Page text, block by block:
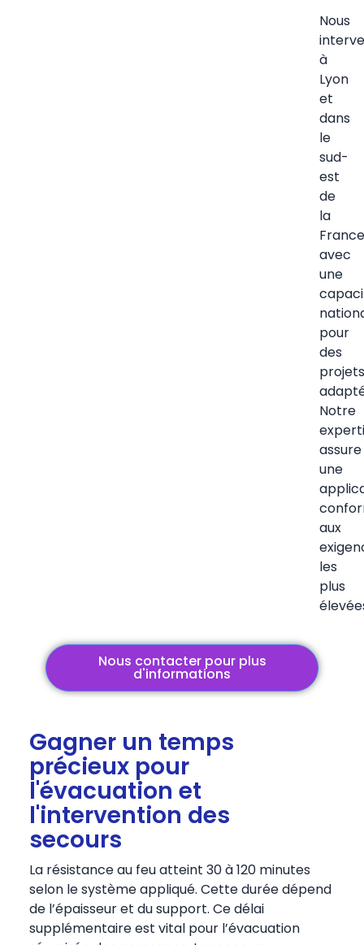
Nous
à
Lyon
et
dans
le
sud-
est
de
la
avec
une
pour
des
projets
Notre
assure
une
aux
les
plus
Nous contacter pour plus
d'informations
Gagner un temps
précieux pour
l'évacuation et
l'intervention des
secours
La résistance au feu atteint 30 à 120 minutes
selon le système appliqué. Cette durée dépend
de l’épaisseur et du support. Ce délai
supplémentaire est vital pour l’évacuation